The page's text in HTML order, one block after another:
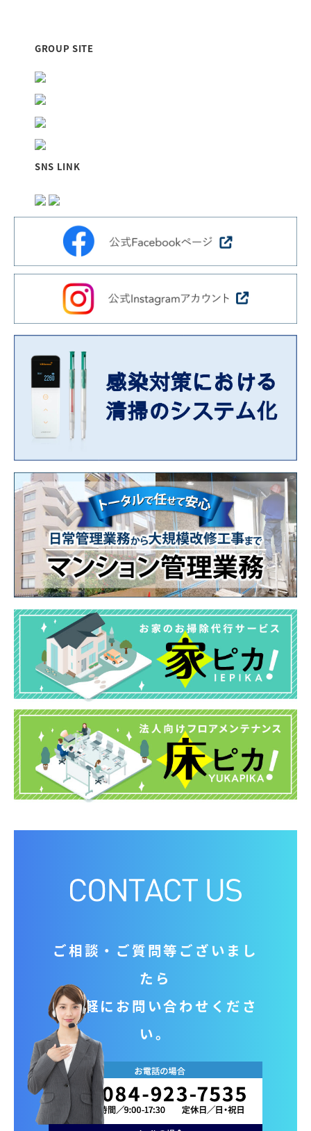
GROUP SITE
SNS LINK
ご相談‧ご質問等ございまし
たら
お気軽にお問い合わせくださ
い。